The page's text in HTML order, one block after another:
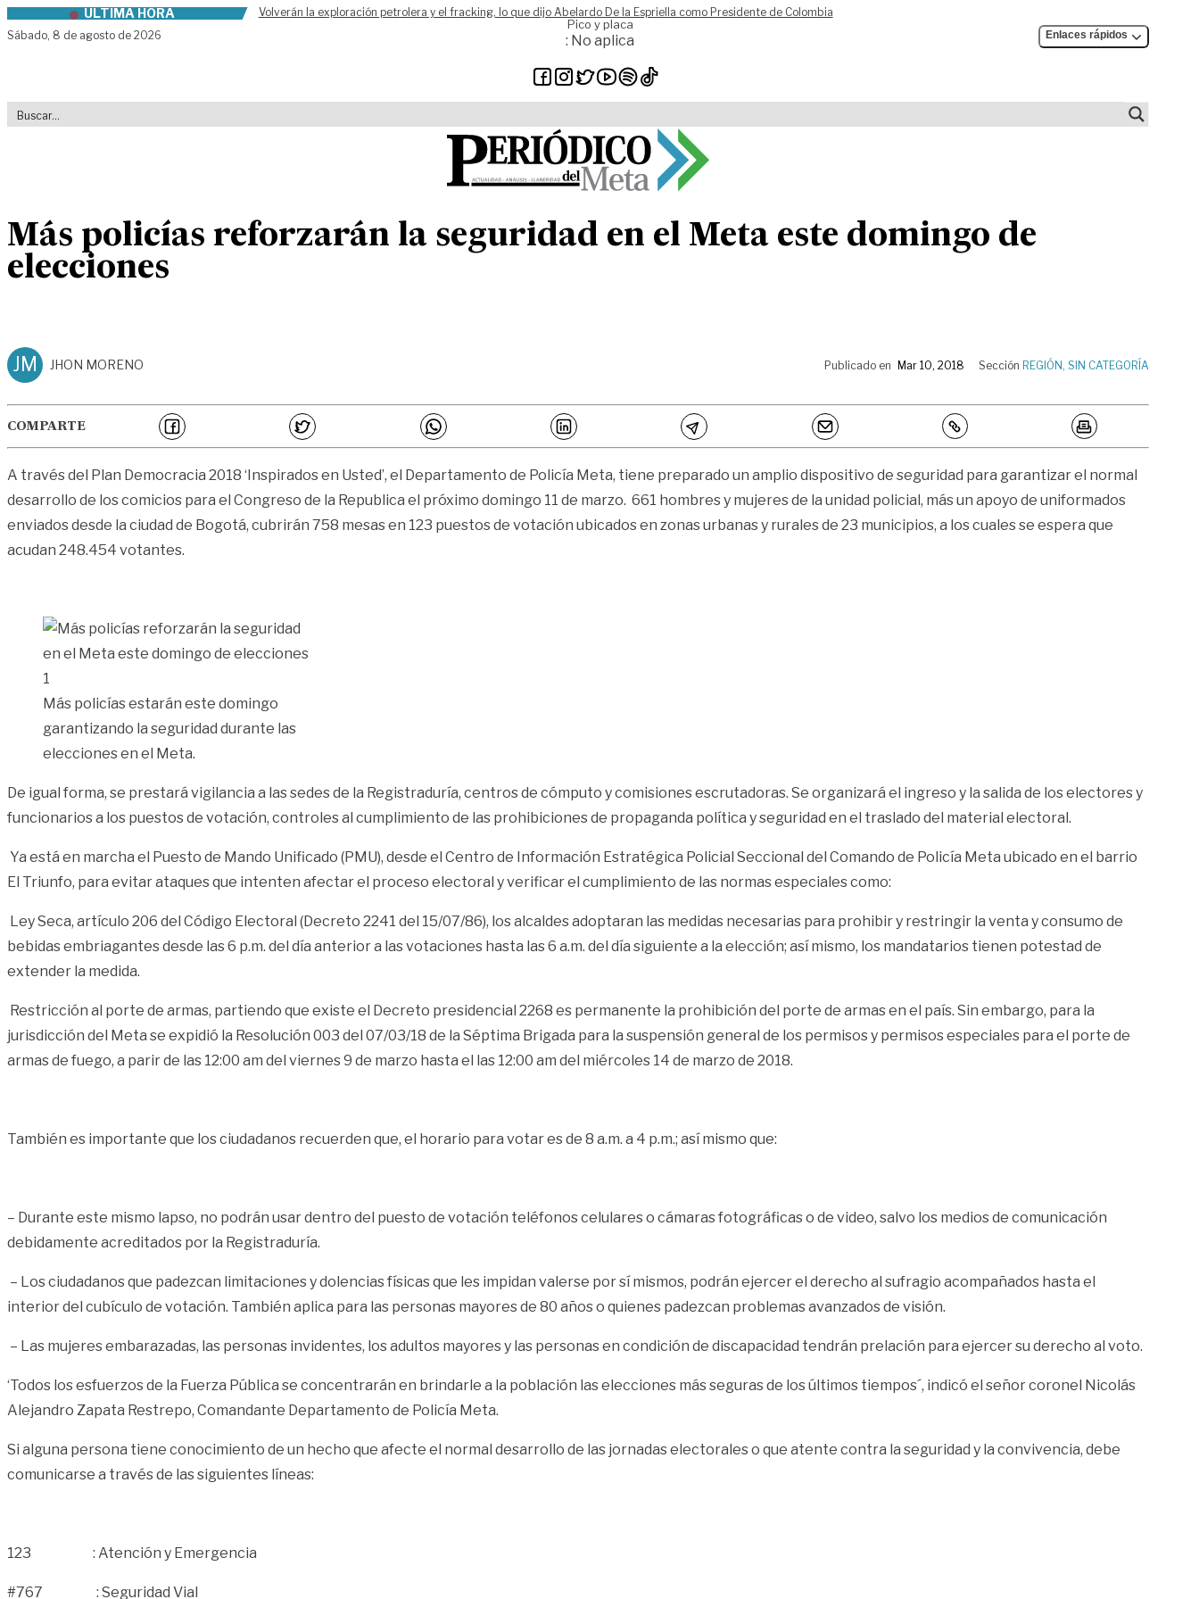
Skip to contentÚLTIMA HORA
Volverán la exploración petrolera y el fracking, lo que dijo Abelardo De la Espriella como Presidente de Colombia
Sábado, 8 de agosto de 2026
Pico y placa
: No aplica Enlaces rápidos
Más policías reforzarán la seguridad en el Meta este domingo de
elecciones
JM JHON MORENO Publicado en Mar 10, 2018 Sección REGIÓN, SIN CATEGORÍA
COMPARTE
A través del Plan Democracia 2018 ‘Inspirados en Usted’, el Departamento de Policía Meta, tiene preparado un amplio dispositivo de seguridad para garantizar el normal
desarrollo de los comicios para el Congreso de la Republica el próximo domingo 11 de marzo. 661 hombres y mujeres de la unidad policial, más un apoyo de uniformados
enviados desde la ciudad de Bogotá, cubrirán 758 mesas en 123 puestos de votación ubicados en zonas urbanas y rurales de 23 municipios, a los cuales se espera que
acudan 248.454 votantes.
Más policías estarán este domingo
garantizando la seguridad durante las
elecciones en el Meta.
De igual forma, se prestará vigilancia a las sedes de la Registraduría, centros de cómputo y comisiones escrutadoras. Se organizará el ingreso y la salida de los electores y
funcionarios a los puestos de votación, controles al cumplimiento de las prohibiciones de propaganda política y seguridad en el traslado del material electoral.
Ya está en marcha el Puesto de Mando Unificado (PMU), desde el Centro de Información Estratégica Policial Seccional del Comando de Policía Meta ubicado en el barrio
El Triunfo, para evitar ataques que intenten afectar el proceso electoral y verificar el cumplimiento de las normas especiales como:
Ley Seca, artículo 206 del Código Electoral (Decreto 2241 del 15/07/86), los alcaldes adoptaran las medidas necesarias para prohibir y restringir la venta y consumo de
bebidas embriagantes desde las 6 p.m. del día anterior a las votaciones hasta las 6 a.m. del día siguiente a la elección; así mismo, los mandatarios tienen potestad de
extender la medida.
Restricción al porte de armas, partiendo que existe el Decreto presidencial 2268 es permanente la prohibición del porte de armas en el país. Sin embargo, para la
jurisdicción del Meta se expidió la Resolución 003 del 07/03/18 de la Séptima Brigada para la suspensión general de los permisos y permisos especiales para el porte de
armas de fuego, a parir de las 12:00 am del viernes 9 de marzo hasta el las 12:00 am del miércoles 14 de marzo de 2018.
También es importante que los ciudadanos recuerden que, el horario para votar es de 8 a.m. a 4 p.m.; así mismo que:
– Durante este mismo lapso, no podrán usar dentro del puesto de votación teléfonos celulares o cámaras fotográficas o de video, salvo los medios de comunicación
debidamente acreditados por la Registraduría.
– Los ciudadanos que padezcan limitaciones y dolencias físicas que les impidan valerse por sí mismos, podrán ejercer el derecho al sufragio acompañados hasta el
interior del cubículo de votación. También aplica para las personas mayores de 80 años o quienes padezcan problemas avanzados de visión.
– Las mujeres embarazadas, las personas invidentes, los adultos mayores y las personas en condición de discapacidad tendrán prelación para ejercer su derecho al voto.
‘Todos los esfuerzos de la Fuerza Pública se concentrarán en brindarle a la población las elecciones más seguras de los últimos tiempos´, indicó el señor coronel Nicolás
Alejandro Zapata Restrepo, Comandante Departamento de Policía Meta.
Si alguna persona tiene conocimiento de un hecho que afecte el normal desarrollo de las jornadas electorales o que atente contra la seguridad y la convivencia, debe
comunicarse a través de las siguientes líneas:
123 : Atención y Emergencia
#767 : Seguridad Vial